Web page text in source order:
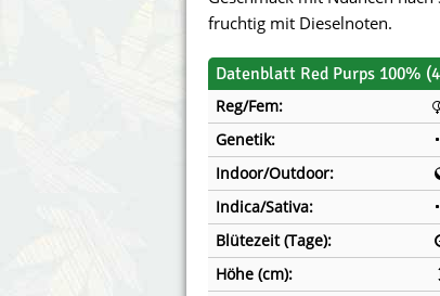
Annabelle´s Garden
Barney´s Farm
Blimburn Seeds
Bulk Seed Bank
Bulldog Seeds
Cannabella Genetics
fruchtig mit Dieselnoten.
Datenblatt Red Purps 100%
Reg/Fem:
Genetik:
Indoor/Outdoor:
Indica/Sativa:
Blütezeit (Tage):
Höhe (cm):